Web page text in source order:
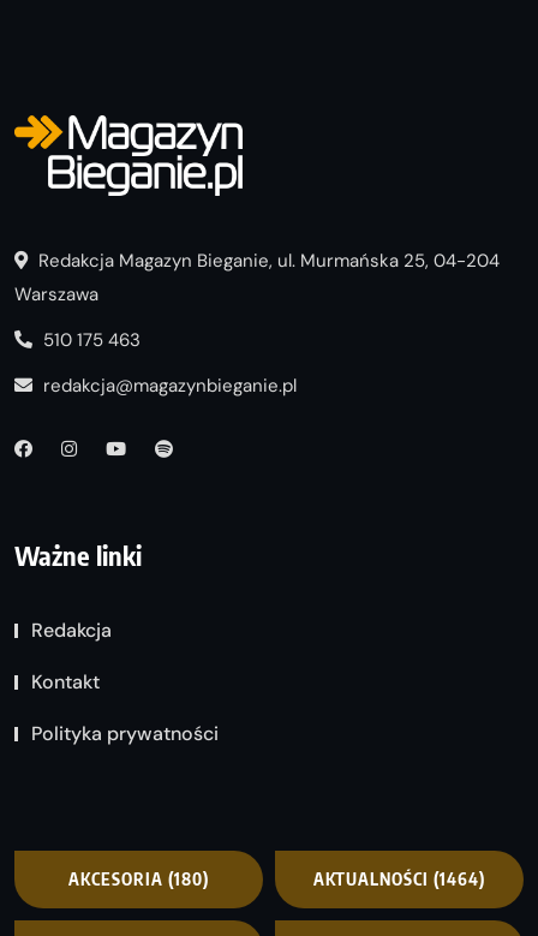
Redakcja Magazyn Bieganie, ul. Murmańska 25, 04-204
Warszawa
510 175 463
redakcja@magazynbieganie.pl
Ważne linki
Redakcja
Kontakt
Polityka prywatności
AKCESORIA (180) AKTUALNOŚCI (1464)